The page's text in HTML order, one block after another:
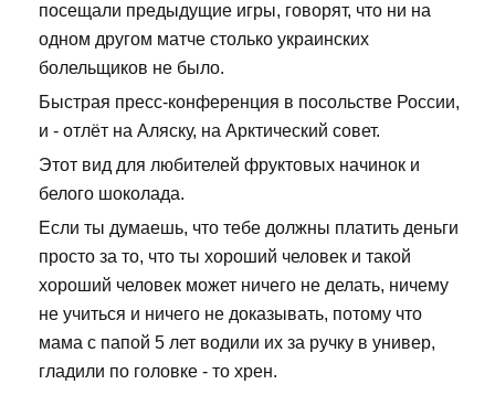
посещали предыдущие игры, говорят, что ни на
одном другом матче столько украинских
болельщиков не было.
Быстрая пресс-конференция в посольстве России,
и - отлёт на Аляску, на Арктический совет.
Этот вид для любителей фруктовых начинок и
белого шоколада.
Если ты думаешь, что тебе должны платить деньги
просто за то, что ты хороший человек и такой
хороший человек может ничего не делать, ничему
не учиться и ничего не доказывать, потому что
мама с папой 5 лет водили их за ручку в универ,
гладили по головке - то хрен.